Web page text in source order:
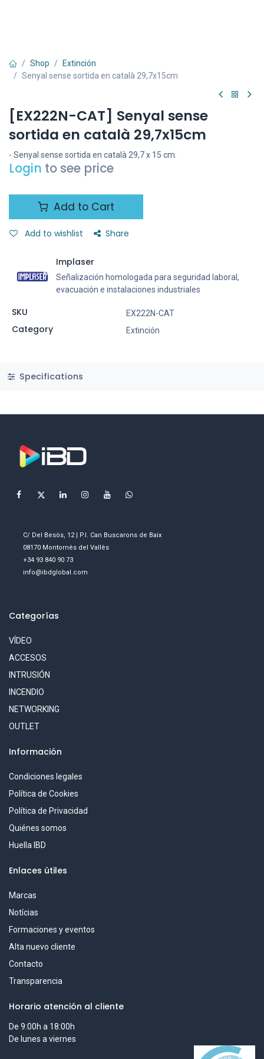
Shop
Extinción
Senyal sense sortida en català 29,7x15cm
[EX222N-CAT] Senyal sense
sortida en català 29,7x15cm
- Senyal sense sortida en català 29,7 x 15 cm.
Login to see price
Add to Cart
Add to wishlist Share
Implaser
Señalización homologada para seguridad laboral,
evacuación e instalaciones industriales
SKU EX222N-CAT
Category Extinción
Specifications
C/ Del Besòs, 12 | P.I. Can Buscarons de Baix
08170 Montornès del Vallès
+34 93 840 90 73
info@ibdglobal.com
Categorías
VÍDEO
ACCESOS
INTRUSIÓN
INCENDIO
NETWORKING
OUTLET
Información
Condiciones legales
Política de Cookies
Política de Privacidad
Quiénes somos
Huella IBD
Enlaces útiles
Marcas
Notícias
Formaciones y eventos
Alta nuevo cliente
Contacto
Transparencia
Horario atención al cliente
De 9:00h a 18:00h
De lunes a viernes